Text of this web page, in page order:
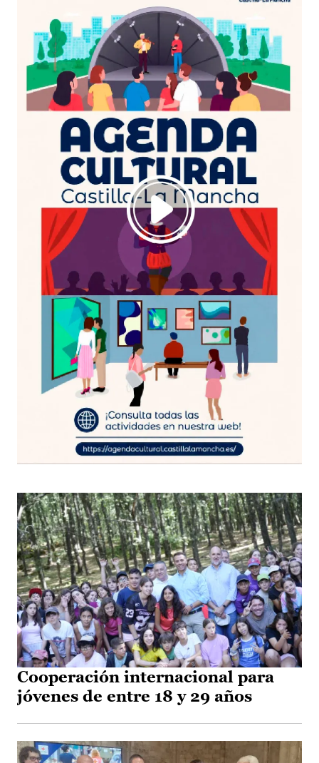
Cooperación internacional para
jóvenes de entre 18 y 29 años